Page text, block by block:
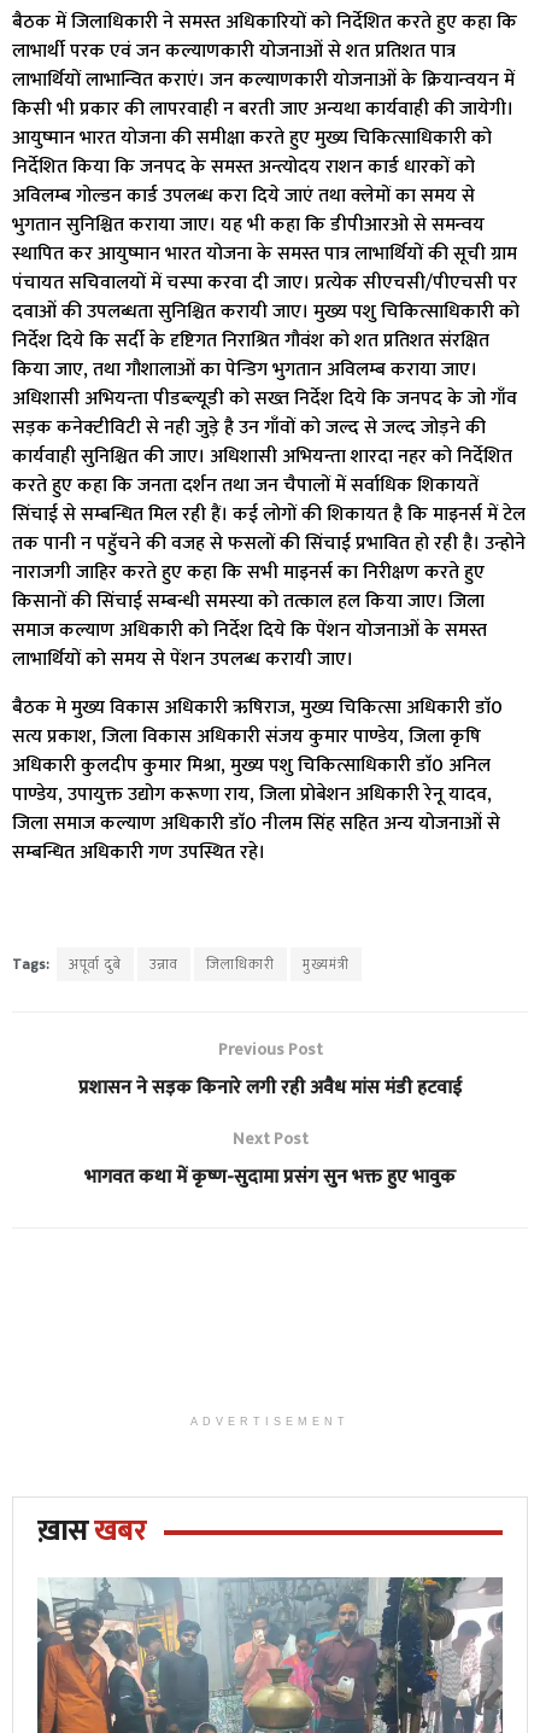
बैठक में जिलाधिकारी ने समस्त अधिकारियों को निर्देशित करते हुए कहा कि
लाभार्थी परक एवं जन कल्याणकारी योजनाओं से शत प्रतिशत पात्र
लाभार्थियों लाभान्वित कराएं। जन कल्याणकारी योजनाओं के क्रियान्वयन में
किसी भी प्रकार की लापरवाही न बरती जाए अन्यथा कार्यवाही की जायेगी।
आयुष्मान भारत योजना की समीक्षा करते हुए मुख्य चिकित्साधिकारी को
निर्देशित किया कि जनपद के समस्त अन्त्योदय राशन कार्ड धारकों को
अविलम्ब गोल्डन कार्ड उपलब्ध करा दिये जाएं तथा क्लेमों का समय से
भुगतान सुनिश्चित कराया जाए। यह भी कहा कि डीपीआरओ से समन्वय
स्थापित कर आयुष्मान भारत योजना के समस्त पात्र लाभार्थियों की सूची ग्राम
पंचायत सचिवालयों में चस्पा करवा दी जाए। प्रत्येक सीएचसी/पीएचसी पर
दवाओं की उपलब्धता सुनिश्चित करायी जाए। मुख्य पशु चिकित्साधिकारी को
निर्देश दिये कि सर्दी के दृष्टिगत निराश्रित गौवंश को शत प्रतिशत संरक्षित
किया जाए, तथा गौशालाओं का पेन्डिग भुगतान अविलम्ब कराया जाए।
अधिशासी अभियन्ता पीडब्ल्यूडी को सख्त निर्देश दिये कि जनपद के जो गाँव
सड़क कनेक्टीविटी से नही जुड़े है उन गाँवों को जल्द से जल्द जोड़ने की
कार्यवाही सुनिश्चित की जाए। अधिशासी अभियन्ता शारदा नहर को निर्देशित
करते हुए कहा कि जनता दर्शन तथा जन चैपालों में सर्वाधिक शिकायतें
सिंचाई से सम्बन्धित मिल रही हैं। कई लोगों की शिकायत है कि माइनर्स में टेल
तक पानी न पहुॅचने की वजह से फसलों की सिंचाई प्रभावित हो रही है। उन्होने
नाराजगी जाहिर करते हुए कहा कि सभी माइनर्स का निरीक्षण करते हुए
किसानों की सिंचाई सम्बन्धी समस्या को तत्काल हल किया जाए। जिला
समाज कल्याण अधिकारी को निर्देश दिये कि पेंशन योजनाओं के समस्त
लाभार्थियों को समय से पेंशन उपलब्ध करायी जाए।
बैठक मे मुख्य विकास अधिकारी ऋषिराज, मुख्य चिकित्सा अधिकारी डाॅ0
सत्य प्रकाश, जिला विकास अधिकारी संजय कुमार पाण्डेय, जिला कृषि
अधिकारी कुलदीप कुमार मिश्रा, मुख्य पशु चिकित्साधिकारी डाॅ0 अनिल
पाण्डेय, उपायुक्त उद्योग करूणा राय, जिला प्रोबेशन अधिकारी रेनू यादव,
जिला समाज कल्याण अधिकारी डाॅ0 नीलम सिंह सहित अन्य योजनाओं से
सम्बन्धित अधिकारी गण उपस्थित रहे।
Tags: अपूर्वा दुबे उन्नाव जिलाधिकारी मुख्यमंत्री
Previous Post
प्रशासन ने सड़क किनारे लगी रही अवैध मांस मंडी हटवाई
Next Post
भागवत कथा में कृष्ण-सुदामा प्रसंग सुन भक्त हुए भावुक
ADVERTISEMENT
ख़ासखबर